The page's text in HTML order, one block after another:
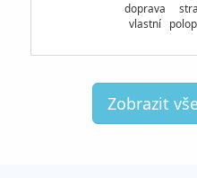
doprava
vlastní
Zobrazit